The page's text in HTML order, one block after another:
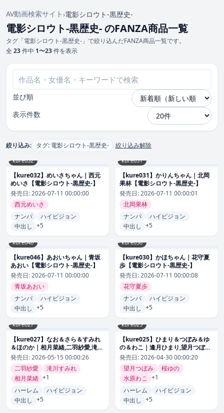
AV動画検索サイト›電影シロウト-黒歴史-
電影シロウト-黒歴史- のFANZA商品一覧
タグ「電影シロウト-黒歴史-」で絞り込んだFANZA商品一覧です。
全 23件中 1〜23件を表示
並び順
表示件数
絞り込み: タグ: 電影シロウト-黒歴史- 絞り込み解除
kure032
【kure032】めいさちゃん｜西元
めいさ【電影シロウト-黒歴史-】
発売日:2026-07-11 00:00:00
西元めいさ
ナンパ
ハイビジョン
中出し +5
kure031
【kure031】かりんちゃん｜北岡
果林【電影シロウト-黒歴史-】
発売日:2026-07-11 00:00:01
北岡果林
ナンパ
ハイビジョン
中出し +5
kure046
【kure046】あおいちゃん｜青坂
あおい【電影シロウト-黒歴史-】
発売日:2026-07-11 00:00:00
青坂あおい
ナンパ
ハイビジョン
中出し +5
kure030
【kure030】かほちゃん｜花守夏
歩【電影シロウト-黒歴史-】
発売日:2026-07-11 00:00:08
花守夏歩
ナンパ
ハイビジョン
中出し +5
kure027
【kure027】なお＆さら＆すみれ
＆ほのか｜相月菜緒,二羽紗愛,滝川
すみれ,芦名ほのか【電影シロウト-
黒歴史-】
発売日:2026-05-15 00:00:26
二羽紗愛
滝川すみれ
相月菜緒 +1
ハーレム
ハイビジョン
中出し +5
kure025
【kure025】ひまり＆つぼみ＆ゆ
の＆わこ｜逢月ひまり,望月つぼみ,
桜ゆの,水原わこ【電影シロウト-黒
歴史-】
発売日:2026-04-30 00:00:20
望月つぼみ
桜ゆの
水原わこ +1
ハーレム
ハイビジョン
中出し +5